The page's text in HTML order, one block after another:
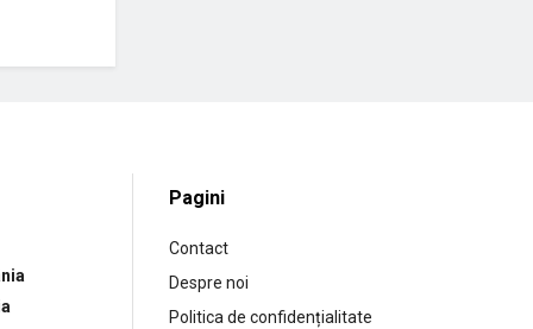
Pagini
Contact
Despre noi
Politica de confidențialitate